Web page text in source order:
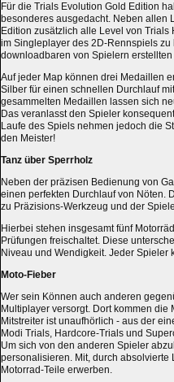
Für die Trials Evolution Gold Edition
besonderes ausgedacht. Neben allen
Edition zusätzlich alle Level von
im Singleplayer des 2D-Rennspiels
downloadbaren von Spielern
Auf jeder Map können drei Medaillen
Silber für einen schnellen Durchlauf
gesammelten Medaillen lassen sich
Das veranlasst den Spieler
Laufe des Spiels nehmen jedoch die
den Meister!
Tanz über Sperrholz
Neben der präzisen Bedienung von
einen perfekten Durchlauf von Nöten.
zu Präzisions-Werkzeug und der
Hierbei stehen insgesamt fünf
Prüfungen freischaltet. Diese
Niveau und Wendigkeit. Jeder Spieler
Moto-Fieber
Wer sein Können auch anderen
Multiplayer versorgt. Dort kommen
Mitstreiter ist unaufhörlich - aus der
Modi Trials, Hardcore-Trials und
Um sich von den anderen Spieler
personalisieren. Mit, durch
Motorrad-Teile erwerben.